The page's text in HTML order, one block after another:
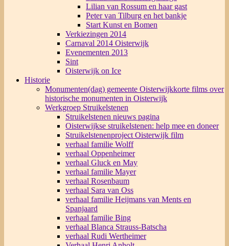
Lilian van Rossum en haar gast
Peter van Tilburg en het bankje
Start Kunst en Bomen
Verkiezingen 2014
Carnaval 2014 Oisterwijk
Evenementen 2013
Sint
Oisterwijk on Ice
Historie
Monumenten(dag) gemeente Oisterwijkkorte films over
historische monumenten in Oisterwijk
Werkgroep Struikelstenen
Struikelstenen nieuws pagina
Oisterwijkse struikelstenen: help mee en doneer
Struikelstenenproject Oisterwijk film
verhaal familie Wolff
verhaal Oppenheimer
verhaal Gluck en May
verhaal familie Mayer
verhaal Rosenbaum
verhaal Sara van Oss
verhaal familie Heijmans van Ments en
Spanjaard
verhaal familie Bing
verhaal Blanca Strauss-Batscha
verhaal Rudi Wertheimer